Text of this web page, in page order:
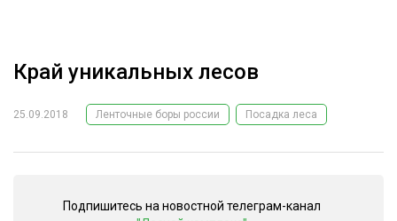
ЛЕСОВОССТАНОВЛЕНИЕ И ЗАЩИТА
ЛОГИСТИКА
ТЕМАТИЧЕСКИЕ ПРОЕКТЫ
Край уникальных лесов
25.09.2018 Ленточные боры россии Посадка леса
Подпишитесь на новостной телеграм-канал